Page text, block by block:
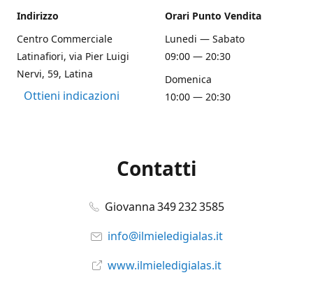
Indirizzo
Centro Commerciale
Latinafiori, via Pier Luigi
Nervi, 59, Latina
Ottieni indicazioni
Orari Punto Vendita
Lunedi — Sabato
09:00 — 20:30
Domenica
10:00 — 20:30
Contatti
Giovanna 349 232 3585
info@ilmieledigialas.it
www.ilmieledigialas.it